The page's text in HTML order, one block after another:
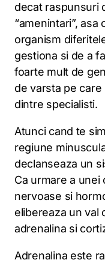
decat raspunsuri
“amenintari”,
organism
gestiona si de a
foarte mult de
de varsta pe
dintre specialisti.
Atunci cand te
regiune
declanseaza un
Ca urmare a unei
nervoase si
elibereaza un val
adrenalina si
Adrenalina este